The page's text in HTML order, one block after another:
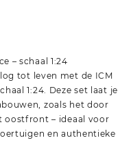
– schaal 1:24
tot leven met de ICM
1:24. Deze set laat je
zoals het door
oostfront – ideaal voor
en authentieke